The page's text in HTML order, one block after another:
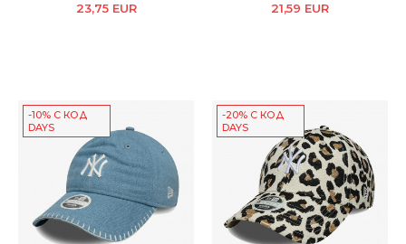
23,75 EUR
21,59 EUR
-10% С КОД
DAYS
-20% С КОД
DAYS